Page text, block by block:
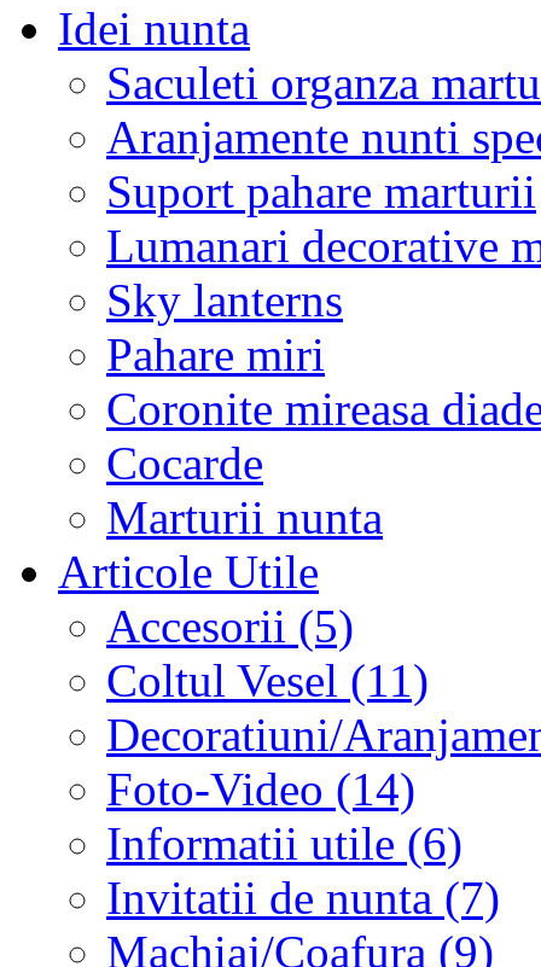
Idei nunta
Saculeti organza
Aranjamente nunti
Suport pahare marturii
Lumanari decorative
Sky lanterns
Pahare miri
Coronite mireasa
Cocarde
Marturii nunta
Articole Utile
Accesorii (5)
Coltul Vesel (11)
Decoratiuni/
Foto-Video (14)
Informatii utile (6)
Invitatii de nunta (7)
Machiaj/Coafura (9)